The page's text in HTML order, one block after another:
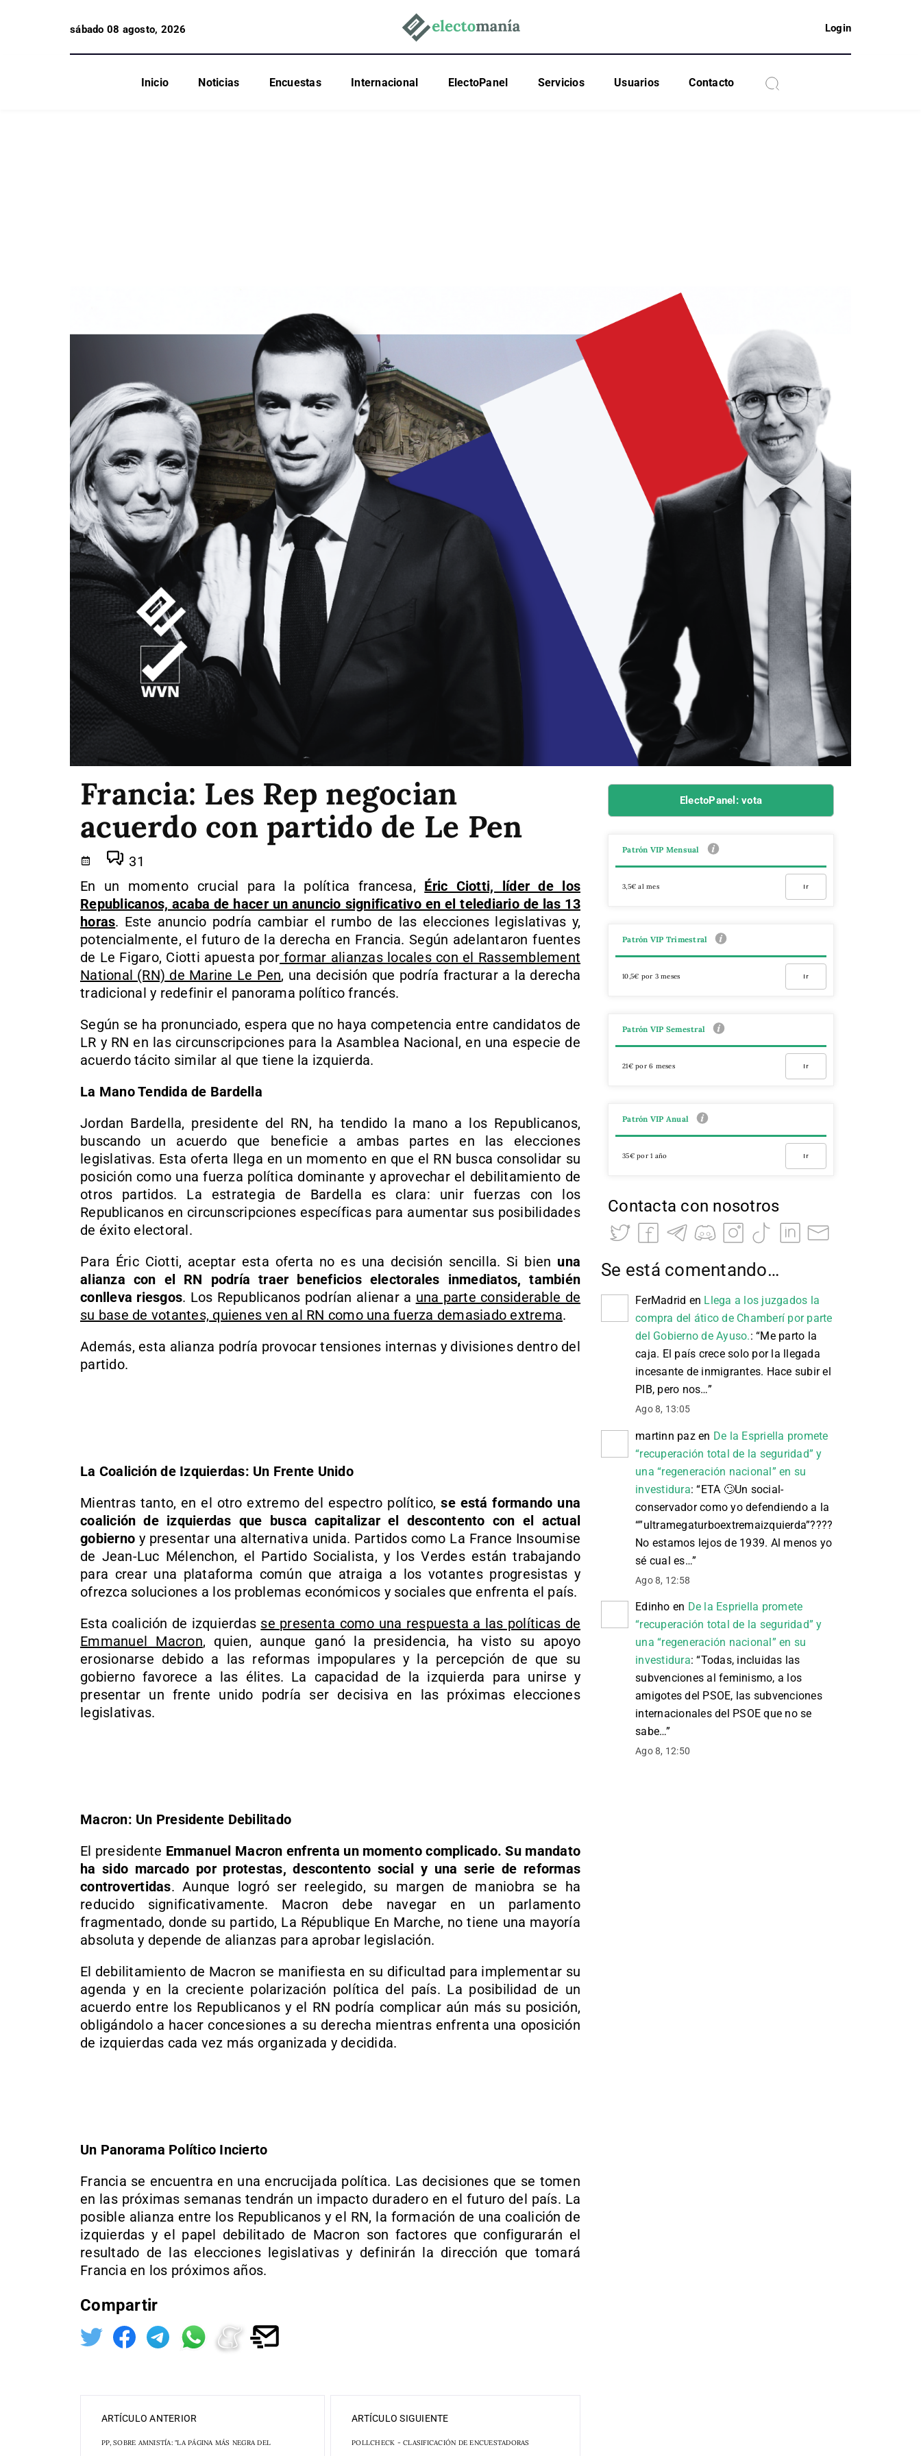
sábado 08 agosto, 2026 Login
Inicio Noticias Encuestas Internacional ElectoPanel Servicios Usuarios Contacto
Francia: Les Rep negocian
acuerdo con partido de Le Pen
31
En un momento crucial para la política francesa, Éric Ciotti, líder de los
Republicanos, acaba de hacer un anuncio significativo en el telediario de las 13
horas. Este anuncio podría cambiar el rumbo de las elecciones legislativas y,
potencialmente, el futuro de la derecha en Francia. Según adelantaron fuentes
de Le Figaro, Ciotti apuesta porformar alianzas locales con el Rassemblement
National (RN) de Marine Le Pen, una decisión que podría fracturar a la derecha
tradicional y redefinir el panorama político francés.
Según se ha pronunciado, espera que no haya competencia entre candidatos de
LR y RN en las circunscripciones para la Asamblea Nacional, en una especie de
acuerdo tácito similar al que tiene la izquierda.
La Mano Tendida de Bardella
Jordan Bardella, presidente del RN, ha tendido la mano a los Republicanos,
buscando un acuerdo que beneficie a ambas partes en las elecciones
legislativas. Esta oferta llega en un momento en que el RN busca consolidar su
posición como una fuerza política dominante y aprovechar el debilitamiento de
otros partidos. La estrategia de Bardella es clara: unir fuerzas con los
Republicanos en circunscripciones específicas para aumentar sus posibilidades
de éxito electoral.
Para Éric Ciotti, aceptar esta oferta no es una decisión sencilla. Si bien una
alianza con el RN podría traer beneficios electorales inmediatos, también
conlleva riesgos. Los Republicanos podrían alienar a una parte considerable de
su base de votantes, quienes ven al RN como una fuerza demasiado extrema.
Además, esta alianza podría provocar tensiones internas y divisiones dentro del
partido.
La Coalición de Izquierdas: Un Frente Unido
Mientras tanto, en el otro extremo del espectro político,se está formando una
coalición de izquierdas que busca capitalizar el descontento con el actual
gobierno y presentar una alternativa unida. Partidos como La France Insoumise
de Jean-Luc Mélenchon, el Partido Socialista, y los Verdes están trabajando
para crear una plataforma común que atraiga a los votantes progresistas y
ofrezca soluciones a los problemas económicos y sociales que enfrenta el país.
Esta coalición de izquierdas se presenta como una respuesta a las políticas de
Emmanuel Macron, quien, aunque ganó la presidencia, ha visto su apoyo
erosionarse debido a las reformas impopulares y la percepción de que su
gobierno favorece a las élites. La capacidad de la izquierda para unirse y
presentar un frente unido podría ser decisiva en las próximas elecciones
legislativas.
Macron: Un Presidente Debilitado
El presidente Emmanuel Macron enfrenta un momento complicado. Su mandato
ha sido marcado por protestas, descontento social y una serie de reformas
controvertidas. Aunque logró ser reelegido, su margen de maniobra se ha
reducido significativamente. Macron debe navegar en un parlamento
fragmentado, donde su partido, La République En Marche, no tiene una mayoría
absoluta y depende de alianzas para aprobar legislación.
El debilitamiento de Macron se manifiesta en su dificultad para implementar su
agenda y en la creciente polarización política del país. La posibilidad de un
acuerdo entre los Republicanos y el RN podría complicar aún más su posición,
obligándolo a hacer concesiones a su derecha mientras enfrenta una oposición
de izquierdas cada vez más organizada y decidida.
Un Panorama Político Incierto
Francia se encuentra en una encrucijada política. Las decisiones que se tomen
en las próximas semanas tendrán un impacto duradero en el futuro del país. La
posible alianza entre los Republicanos y el RN, la formación de una coalición de
izquierdas y el papel debilitado de Macron son factores que configurarán el
resultado de las elecciones legislativas y definirán la dirección que tomará
Francia en los próximos años.
Compartir
ARTÍCULO ANTERIOR
PP, SOBRE AMNISTÍA: "LA PÁGINA MÁS NEGRA DEL
ARTÍCULO SIGUIENTE
POLLCHECK - CLASIFICACIÓN DE ENCUESTADORAS
ElectoPanel: vota
Patrón VIP Mensual
3,5€ al mes Ir
Patrón VIP Trimestral
10,5€ por 3 meses Ir
Patrón VIP Semestral
21€ por 6 meses Ir
Patrón VIP Anual
35€ por 1 año Ir
Contacta con nosotros
Se está comentando…
FerMadrid en Llega a los juzgados la
compra del ático de Chamberí por parte
del Gobierno de Ayuso.: “Me parto la
caja. El país crece solo por la llegada
incesante de inmigrantes. Hace subir el
PIB, pero nos…”
Ago 8, 13:05
martinn pazen De la Espriella promete
“recuperación total de la seguridad” y
una “regeneración nacional” en su
investidura: “ETA 🙄 Un social-
conservador como yo defendiendo a la
“”ultramegaturboextremaizquierda”????
No estamos lejos de 1939. Al menos yo
sé cual es…”
Ago 8, 12:58
Edinho en De la Espriella promete
“recuperación total de la seguridad” y
una “regeneración nacional” en su
investidura: “Todas, incluidas las
subvenciones al feminismo, a los
amigotes del PSOE, las subvenciones
internacionales del PSOE que no se
sabe…”
Ago 8, 12:50